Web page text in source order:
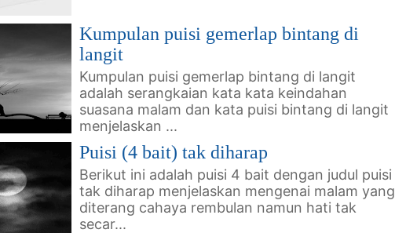
Kumpulan puisi gemerlap bintang di
langit
Kumpulan puisi gemerlap bintang di langit
adalah serangkaian kata kata keindahan
suasana malam dan kata puisi bintang di langit
menjelaskan ...
Puisi (4 bait) tak diharap
Berikut ini adalah puisi 4 bait dengan judul puisi
tak diharap menjelaskan mengenai malam yang
diterang cahaya rembulan namun hati tak
secar...